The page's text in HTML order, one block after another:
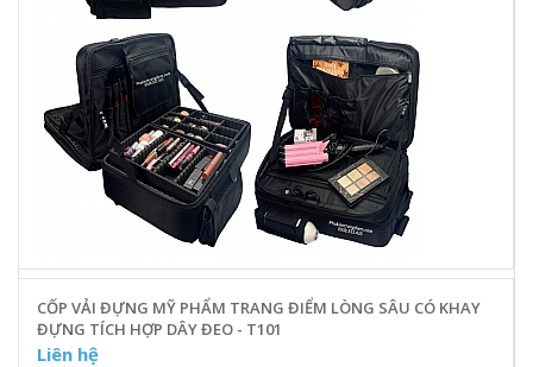
CỐP VẢI ĐỰNG MỸ PHẨM TRANG ĐIỂM LÒNG SÂU CÓ KHAY
ĐỰNG TÍCH HỢP DÂY ĐEO - T101
Liên hệ